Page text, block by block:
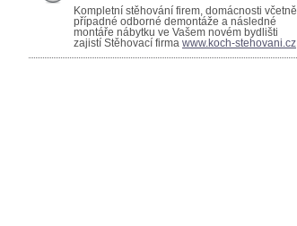
Kompletní stěhování firem, domácnosti včetně
případné odborné demontáže a následné
montáře nábytku ve Vašem novém bydlišti
zajistí Stěhovací firma www.koch-stehovani.cz